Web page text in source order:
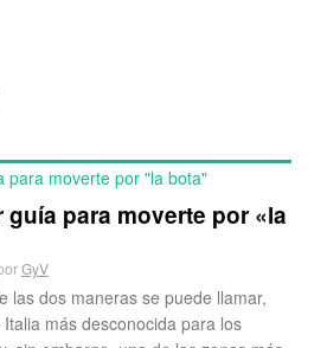
guía para moverte por «la
GyV
las dos maneras se puede llamar,
más desconocida para los